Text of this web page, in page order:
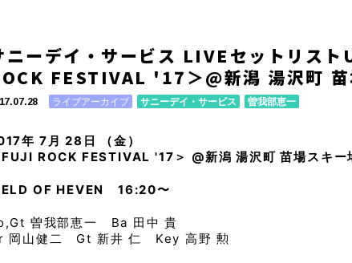
ニーデイ・サービス LIVEセットリス
FESTIVAL '17＞@新潟 湯沢町 苗
ライブアーカイブ サニーデイ・サービス 曽我部恵一
年 7月 28日 （金）
FUJI ROCK FESTIVAL '17＞ @新潟 湯沢町 苗場スキー
OF HEVEN 16:20〜
曽我部恵一 Ba 田中 貴
岡山健二 Gt 新井 仁 Key 高野 勲